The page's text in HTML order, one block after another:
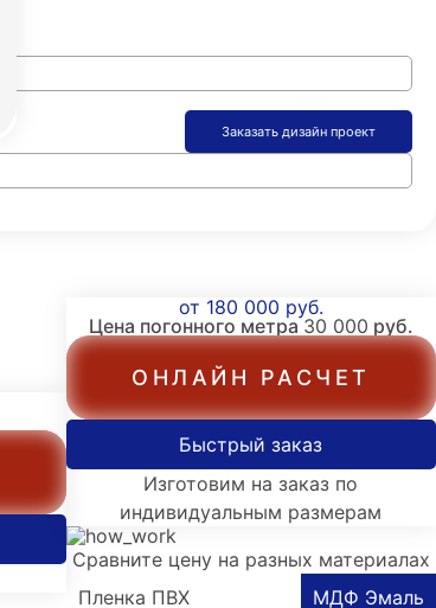
Заказать дизайн проект
от 180 000 руб.
Цена погонного метра30 000 руб.
ОНЛАЙН РАСЧЕТ
Быстрый заказ
Изготовим на заказ по
индивидуальным размерам
Сравните цену на разных материалах
Пленка ПВХ
МДФ Эмаль